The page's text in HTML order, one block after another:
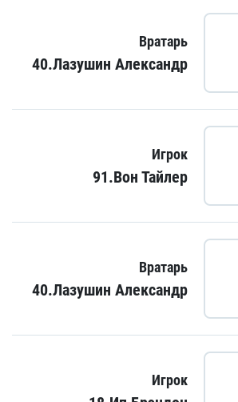
Вратарь
40.Лазушин Александр
Игрок
91.Вон Тайлер
Вратарь
40.Лазушин Александр
Игрок